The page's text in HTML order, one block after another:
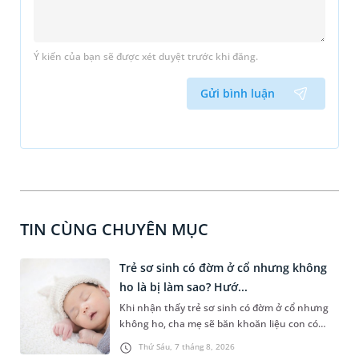
Ý kiến của bạn sẽ được xét duyệt trước khi đăng.
Gửi bình luận
TIN CÙNG CHUYÊN MỤC
Thứ Sáu, 7 tháng 8, 2026
Trẻ sơ sinh có đờm ở cổ nhưng không
ho là bị làm sao? Hướ...
Khi nhận thấy trẻ sơ sinh có đờm ở cổ nhưng
không ho, cha mẹ sẽ băn khoăn liệu con có
đang mắc bệnh đường hô hấp hay không.
Những chia sẻ dưới đây sẽ giúp cha mẹ hiểu